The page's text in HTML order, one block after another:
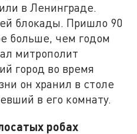
в Ленинграде.
блокады. Пришло 90
больше, чем годом
митрополит
город во время
он хранил в столе
в его комнату.
робах